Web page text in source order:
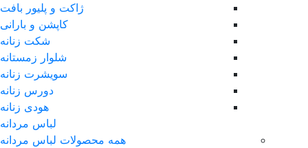
ژاکت و پلیور بافت
کاپشن و بارانی
شکت زنانه
شلوار زمستانه
سویشرت زنانه
دورس زنانه
هودی زنانه
لباس مردانه
همه محصولات لباس مردانه